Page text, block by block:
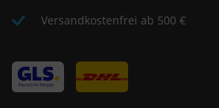
Versandkostenfrei ab 500 €